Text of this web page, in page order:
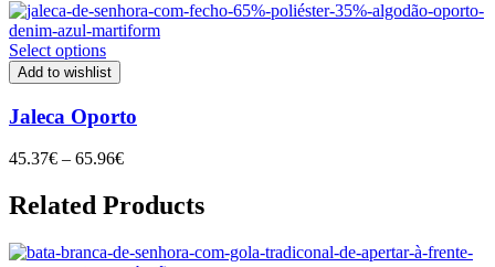
Select options
Add to wishlist
Jaleca Oporto
45.37€ – 65.96€Price
45.37€
through
Related Products